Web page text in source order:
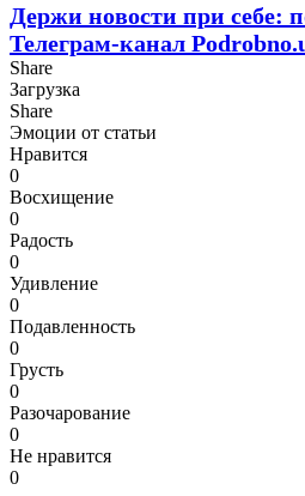
Держи новости при себе:
Телеграм-канал
Share
Загрузка
Share
Эмоции от статьи
Нравится
0
Восхищение
0
Радость
0
Удивление
0
Подавленность
0
Грусть
0
Разочарование
0
Не нравится
0